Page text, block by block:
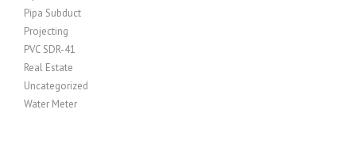
Pipa Subduct
Projecting
PVC SDR-41
Real Estate
Uncategorized
Water Meter